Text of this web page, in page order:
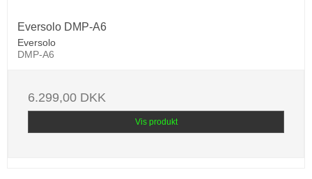
Eversolo DMP-A6
Eversolo
DMP-A6
6.299,00 DKK
Vis produkt